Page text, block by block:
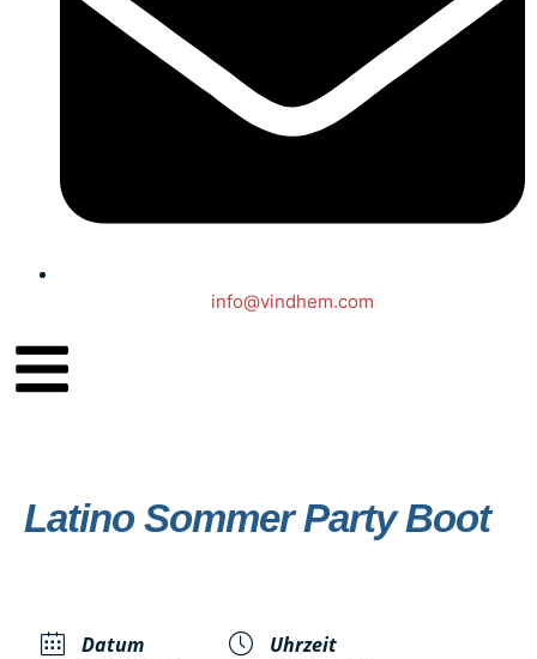
info@vindhem.com
Latino Sommer Party Boot
Datum
Uhrzeit